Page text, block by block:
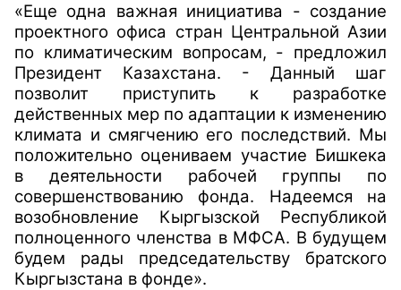
«Еще одна важная инициатива - создание
проектного офиса стран Центральной Азии
по климатическим вопросам, - предложил
Президент Казахстана. - Данный шаг
позволит приступить к разработке
действенных мер по адаптации к изменению
климата и смягчению его последствий. Мы
положительно оцениваем участие Бишкека
в деятельности рабочей группы по
совершенствованию фонда. Надеемся на
возобновление Кыргызской Республикой
полноценного членства в МФСА. В будущем
будем рады председательству братского
Кыргызстана в фонде».